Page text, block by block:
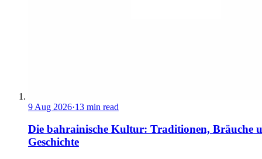
9 Aug 2026·13 min read
Die bahrainische Kultur: Traditionen, Bräuche
Geschichte